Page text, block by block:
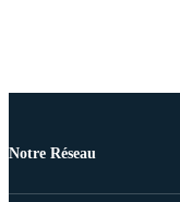
Notre Réseau